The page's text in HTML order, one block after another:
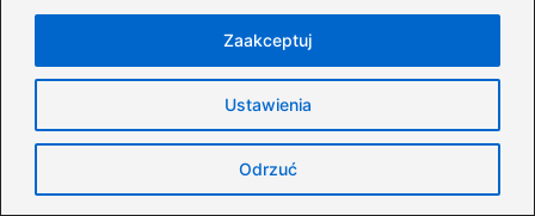
Ustawienia
Odrzuć
Zaakceptuj
Jak Revolut wpływa na twoją historię
kredytową? Sprawdź, czy BIK ma
znaczenie!
Ile można zarobić na reklamach na
stronie? Oto fakty i przykłady zarobków,
które Cię zaskoczą!